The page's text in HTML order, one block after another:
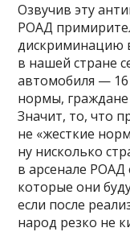
Озвучив эту
РОАД
дискриминацию
в нашей стране
автомобиля — 16
нормы, граждане
Значит, то, что
не «жесткие
ну нисколько
в арсенале
которые они
если после
народ резко не